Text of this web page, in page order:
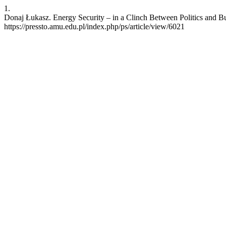
1.
Donaj Łukasz. Energy Security – in a Clinch Between Politics and
https://pressto.amu.edu.pl/index.php/ps/article/view/6021